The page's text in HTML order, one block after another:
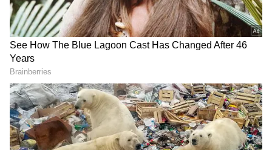
Image Credit :Google Gemini
கேஸ் ஹீட்டர்களை (Gas Geysers)
காற்றோட்டம் இல்லாத குளியலறையில்
பொருத்துவது மிகப்பெரிய தவறு. எரிவாயு